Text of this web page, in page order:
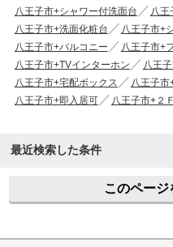
八王子市+シャワー付洗面台
八王
八王子市+洗面化粧台
八王子市+
八王子市+バルコニー
八王子市+
八王子市+TVインターホン
八王
八王子市+宅配ボックス
八王子市
八王子市+即入居可
八王子市+２
最近検索した条件
このペー